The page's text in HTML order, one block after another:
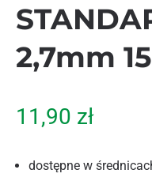
2,7mm
11,90 zł
dostępne w